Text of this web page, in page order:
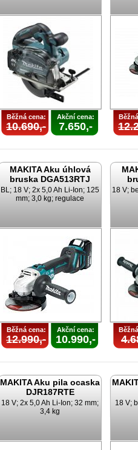
Běžná cena:
10.690,-
Akční cena:
7.650,-
MAKITA Aku úhlová
bruska DGA513RTJ
BL; 18 V; 2x 5,0 Ah Li-Ion; 125
mm; 3,0 kg; regulace
Běžná cena:
12.990,-
Akční cena:
10.990,-
18 V;
MAKITA Aku pila ocaska
DJR187RTE
18 V; 2x 5,0 Ah Li-Ion; 32 mm;
3,4 kg
18 V;